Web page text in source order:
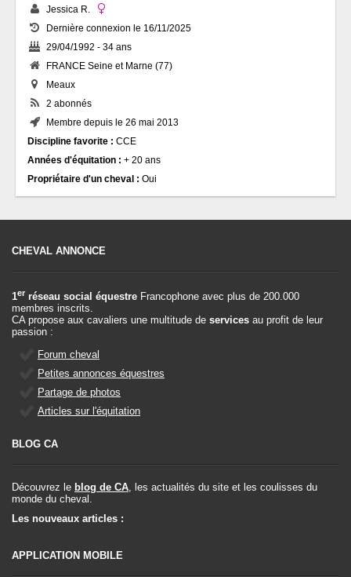
Jessica R.
Dernière connexion le 16/11/2025
29/04/1992 - 34 ans
FRANCE Seine et Marne (77)
Meaux
2 abonnés
Membre depuis le 26 mai 2013
Discipline favorite : CCE
Années d'équitation : + 20 ans
Propriétaire d'un cheval : Oui
CHEVAL ANNONCE
1er réseau social équestre Francophone avec plus de 200.000
membres inscrits.
CA propose aux cavaliers une multitude de services au profit de leur
passion :
Forum cheval
Petites annonces équestres
Partage de photos
Articles sur l'équitation
BLOG CA
Découvrez le blog de CA, les actualités du site et les coulisses du
monde du cheval.
Les nouveaux articles :
APPLICATION MOBILE